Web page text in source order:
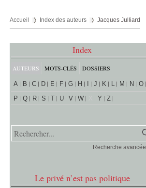
Accueil Index des auteurs Jacques Julliard
Index
AUTEURS MOTS-CLÉS DOSSIERS
A B C D E F G H J K L M N
O
P
Q R S T U V W Y Z
Recherche avancée
Le privé n’est pas politique